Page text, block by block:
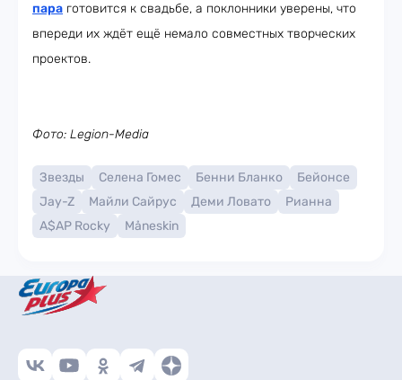
пара готовится к свадьбе, а поклонники уверены, что
впереди их ждёт ещё немало совместных творческих
проектов.
Фото: Legion-Media
Звезды Селена Гомес Бенни Бланко
Бейонсе
Jay-Z
Майли Сайрус Деми Ловато
Рианна
A$AP Rocky
Måneskin